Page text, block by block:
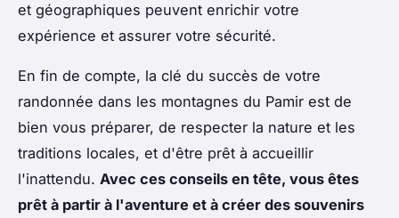
et géographiques peuvent enrichir votre
expérience et assurer votre sécurité.
En fin de compte, la clé du succès de votre
randonnée dans les montagnes du Pamir est de
bien vous préparer, de respecter la nature et les
traditions locales, et d'être prêt à accueillir
l'inattendu. Avec ces conseils en tête, vous êtes
prêt à partir à l'aventure et à créer des souvenirs